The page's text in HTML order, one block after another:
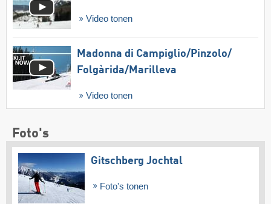
Video tonen
Madonna di Campiglio/​Pinzolo/​
Folgàrida/​Marilleva
Video tonen
Foto's
Gitschberg Jochtal
Foto's tonen